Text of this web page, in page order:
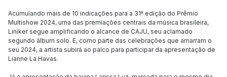
Acumulando mais de 10 indicações para a 31ª edição do Prêmio
Multishow 2024, uma das premiações centrais da música brasileira,
Liniker segue amplificando o alcance de CAJU, seu aclamado
segundo álbum solo. E, como parte das celebrações que amarram o
seu 2024, a artista subirá ao palco para participar da apresentação de
Lianne La Havas.